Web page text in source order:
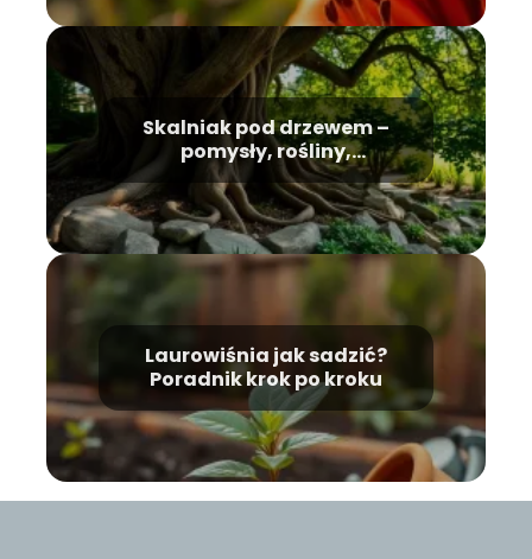
Skalniak pod drzewem –
pomysły, rośliny,
pielęgnacja
Laurowiśnia jak sadzić?
Poradnik krok po kroku